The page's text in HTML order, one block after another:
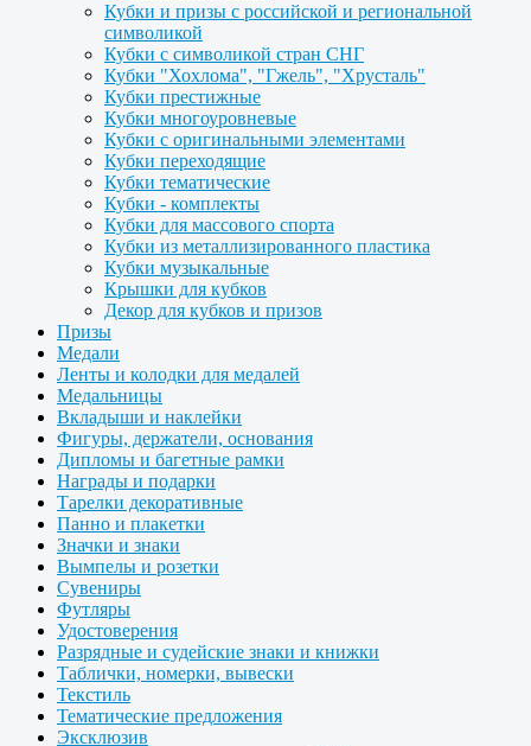
Кубки и призы с российской и региональной
символикой
Кубки с символикой стран СНГ
Кубки "Хохлома", "Гжель", "Хрусталь"
Кубки престижные
Кубки многоуровневые
Кубки с оригинальными элементами
Кубки переходящие
Кубки тематические
Кубки - комплекты
Кубки для массового спорта
Кубки из металлизированного пластика
Кубки музыкальные
Крышки для кубков
Декор для кубков и призов
Призы
Медали
Ленты и колодки для медалей
Медальницы
Вкладыши и наклейки
Фигуры, держатели, основания
Дипломы и багетные рамки
Награды и подарки
Тарелки декоративные
Панно и плакетки
Значки и знаки
Вымпелы и розетки
Сувениры
Футляры
Удостоверения
Разрядные и судейские знаки и книжки
Таблички, номерки, вывески
Текстиль
Тематические предложения
Эксклюзив